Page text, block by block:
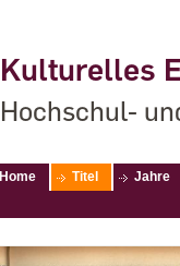
Kulturelles
Hochschul-
Home Titel Jahre